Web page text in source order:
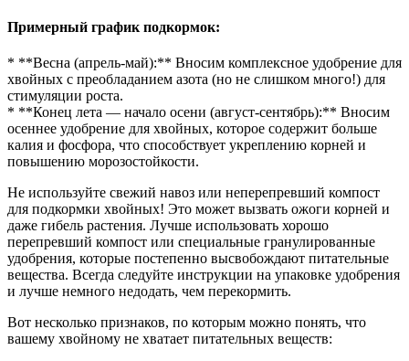
Примерный график подкормок:
* **Весна (апрель-май):** Вносим комплексное удобрение для
хвойных с преобладанием азота (но не слишком много!) для
стимуляции роста.
* **Конец лета — начало осени (август-сентябрь):** Вносим
осеннее удобрение для хвойных, которое содержит больше
калия и фосфора, что способствует укреплению корней и
повышению морозостойкости.
Не используйте свежий навоз или неперепревший компост
для подкормки хвойных! Это может вызвать ожоги корней и
даже гибель растения. Лучше использовать хорошо
перепревший компост или специальные гранулированные
удобрения, которые постепенно высвобождают питательные
вещества. Всегда следуйте инструкции на упаковке удобрения
и лучше немного недодать, чем перекормить.
Вот несколько признаков, по которым можно понять, что
вашему хвойному не хватает питательных веществ: